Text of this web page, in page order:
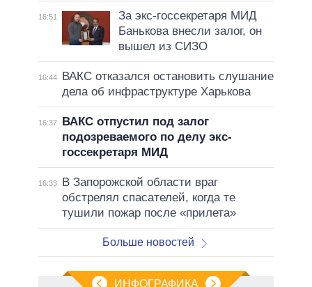
16:51
За экс-госсекретаря МИД
Банькова внесли залог, он
вышел из СИЗО
16:44
ВАКС отказался остановить слушание
дела об инфраструктуре Харькова
16:37
ВАКС отпустил под залог
подозреваемого по делу экс-
госсекретаря МИД
16:33
В Запорожской области враг
обстрелял спасателей, когда те
тушили пожар после «прилета»
Больше новостей
ИНФОГРАФИКА